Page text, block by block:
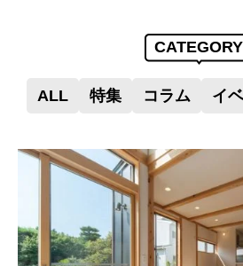
CATEGORY
ALL 特集 コラム イ